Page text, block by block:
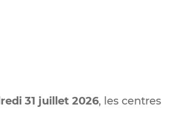
31 juillet 2026, les centres